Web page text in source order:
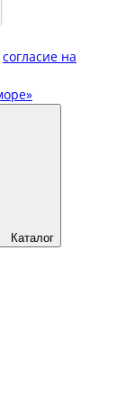
согласие на
Каталог